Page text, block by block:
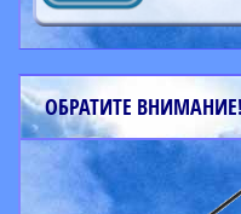
ОБРАТИТЕ ВНИМАНИЕ!